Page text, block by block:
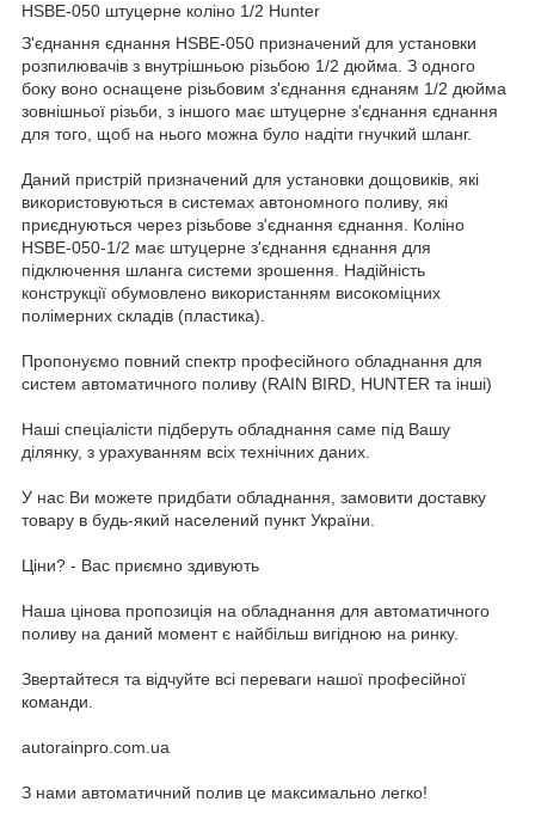
HSBE-050 штуцерне коліно 1/2 Hunter
З'єднання єднання HSBE-050 призначений для установки
розпилювачів з внутрішньою різьбою 1/2 дюйма. З одного
боку воно оснащене різьбовим з'єднання єднаням 1/2 дюйма
зовнішньої різьби, з іншого має штуцерне з'єднання єднання
для того, щоб на нього можна було надіти гнучкий шланг.
Даний пристрій призначений для установки дощовиків, які
використовуються в системах автономного поливу, які
приєднуються через різьбове з'єднання єднання. Коліно
HSBE-050-1/2 має штуцерне з'єднання єднання для
підключення шланга системи зрошення. Надійність
конструкції обумовлено використанням високоміцних
полімерних складів (пластика).
Пропонуємо повний спектр професійного обладнання для
систем автоматичного поливу (RAIN BIRD, HUNTER та інші)
Наші спеціалісти підберуть обладнання саме під Вашу
ділянку, з урахуванням всіх технічних даних.
У нас Ви можете придбати обладнання, замовити доставку
товару в будь-який населений пункт України.
Ціни? - Вас приємно здивують
Наша цінова пропозиція на обладнання для автоматичного
поливу на даний момент є найбільш вигідною на ринку.
Звертайтеся та відчуйте всі переваги нашої професійної
команди.
autorainpro.com.ua
З нами автоматичний полив це максимально легко!